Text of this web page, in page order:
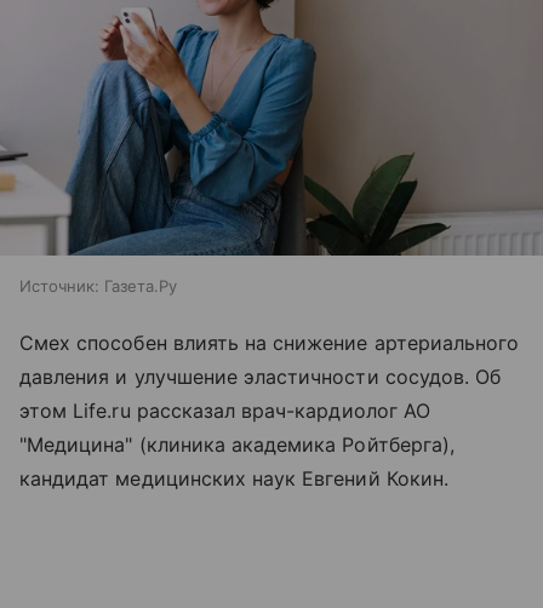
Источник: Газета.Ру
Смех способен влиять на снижение артериального
давления и улучшение эластичности сосудов. Об
этом Life.ru рассказал врач-кардиолог АО
"Медицина" (клиника академика Ройтберга),
кандидат медицинских наук Евгений Кокин.